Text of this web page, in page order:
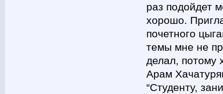
раз подойдет
хорошо.
почетного
темы мне не
делал, потому
Арам
“Студенту,